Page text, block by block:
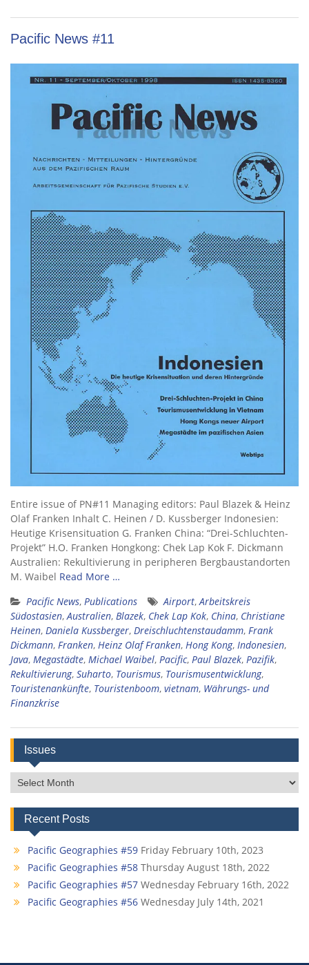
Pacific News #11
Entire issue of PN#11 Managing editors: Paul Blazek & Heinz
Olaf Franken Inhalt C. Heinen / D. Kussberger Indonesien:
Heutige Krisensituation G. Franken China: “Drei-Schluchten-
Projekt” H.O. Franken Hongkong: Chek Lap Kok F. Dickmann
Australien: Rekultivierung in peripheren Bergbaustandorten
M. Waibel Read More …
Pacific News, Publications Airport,Arbeitskreis
Südostasien,Australien, Blazek, Chek Lap Kok, China, Christiane
Heinen, Daniela Kussberger, Dreischluchtenstaudamm, Frank
Dickmann, Franken, Heinz Olaf Franken, Hong Kong, Indonesien,
Java, Megastädte, Michael Waibel, Pacific, Paul Blazek, Pazifik,
Rekultivierung, Suharto, Tourismus, Tourismusentwicklung,
Touristenankünfte, Touristenboom, vietnam, Währungs- und
Finanzkrise
Issues
Issues
Recent Posts
Pacific Geographies #59 Friday February 10th, 2023
Pacific Geographies #58 Thursday August 18th, 2022
Pacific Geographies #57 Wednesday February 16th, 2022
Pacific Geographies #56 Wednesday July 14th, 2021